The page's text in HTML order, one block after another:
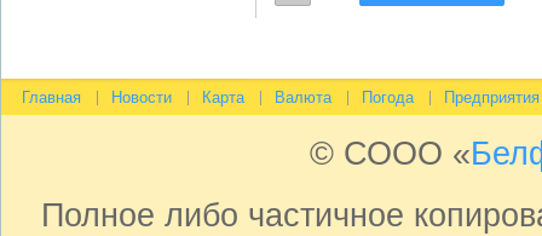
Главная Новости Карта Валюта Погода Предприятия
© СООО «
Полное либо частичное